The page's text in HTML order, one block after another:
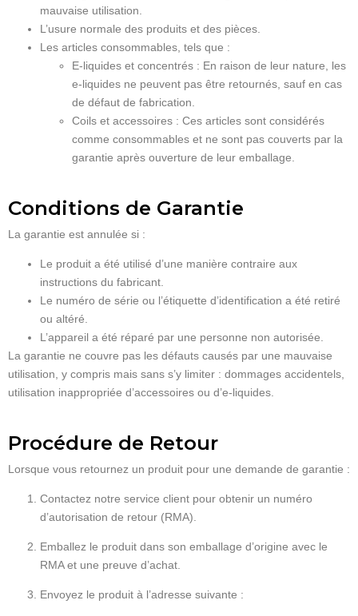
mauvaise utilisation.
L’usure normale des produits et des pièces.
Les articles consommables, tels que :
E-liquides et concentrés : En raison de leur nature, les
e-liquides ne peuvent pas être retournés, sauf en cas
de défaut de fabrication.
Coils et accessoires : Ces articles sont considérés
comme consommables et ne sont pas couverts par la
garantie après ouverture de leur emballage.
Conditions de Garantie
La garantie est annulée si :
Le produit a été utilisé d’une manière contraire aux
instructions du fabricant.
Le numéro de série ou l’étiquette d’identification a été retiré
ou altéré.
L’appareil a été réparé par une personne non autorisée.
La garantie ne couvre pas les défauts causés par une mauvaise
utilisation, y compris mais sans s’y limiter : dommages accidentels,
utilisation inappropriée d’accessoires ou d’e-liquides.
Procédure de Retour
Lorsque vous retournez un produit pour une demande de garantie :
Contactez notre service client pour obtenir un numéro
d’autorisation de retour (RMA).
Emballez le produit dans son emballage d’origine avec le
RMA et une preuve d’achat.
Envoyez le produit à l’adresse suivante :